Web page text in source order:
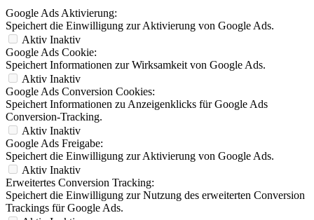
Google Ads Aktivierung:
Speichert die Einwilligung zur Aktivierung von Google Ads.
Aktiv Inaktiv
Google Ads Cookie:
Speichert Informationen zur Wirksamkeit von Google Ads.
Aktiv Inaktiv
Google Ads Conversion Cookies:
Speichert Informationen zu Anzeigenklicks für Google Ads
Conversion-Tracking.
Aktiv Inaktiv
Google Ads Freigabe:
Speichert die Einwilligung zur Aktivierung von Google Ads.
Aktiv Inaktiv
Erweitertes Conversion Tracking:
Speichert die Einwilligung zur Nutzung des erweiterten Conversion
Trackings für Google Ads.